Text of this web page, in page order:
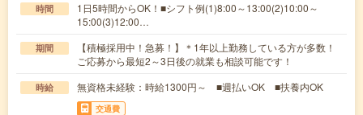
時間
1日5時間からOK！■シフト例(1)8:00～13:00(2)10:00～
15:00(3)12:00…
期間
【積極採用中！急募！】＊1年以上勤務している方が多数！
ご応募から最短2～3日後の就業も相談可能です！
時給 無資格未経験：時給1300円～ ■週払いOK ■扶養内OK
交通費